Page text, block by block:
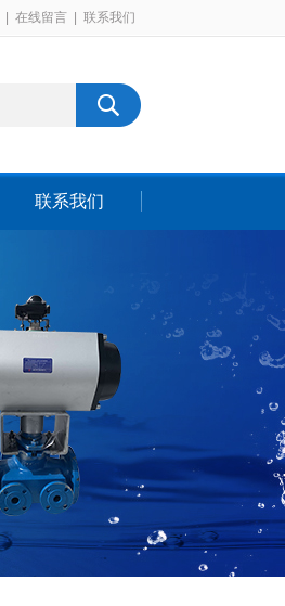
在线留言 联系我们
联系我们